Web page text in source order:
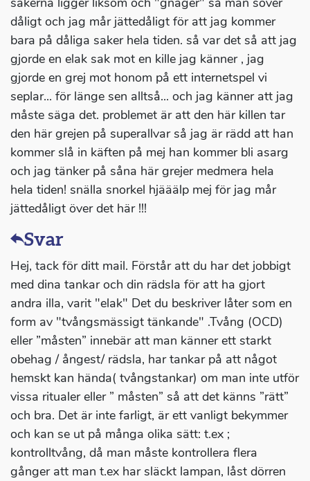
dåligt och jag mår jättedåligt för att jag kommer
bara på dåliga saker hela tiden. så var det så att jag
gjorde en elak sak mot en kille jag känner , jag
gjorde en grej mot honom på ett internetspel vi
seplar... för länge sen alltså... och jag känner att jag
måste säga det. problemet är att den här killen tar
den här grejen på superallvar så jag är rädd att han
kommer slå in käften på mej han kommer bli asarg
och jag tänker på såna här grejer medmera hela
hela tiden! snälla snorkel hjääälp mej för jag mår
jättedåligt över det här !!!
Svar
Hej, tack för ditt mail. Förstår att du har det jobbigt
med dina tankar och din rädsla för att ha gjort
andra illa, varit "elak" Det du beskriver låter som en
form av "tvångsmässigt tänkande" .Tvång (OCD)
eller ”måsten” innebär att man känner ett starkt
obehag / ångest/ rädsla, har tankar på att något
hemskt kan hända( tvångstankar) om man inte utför
vissa ritualer eller ” måsten” så att det känns ”rätt”
och bra. Det är inte farligt, är ett vanligt bekymmer
och kan se ut på många olika sätt: t.ex ;
kontrolltvång, då man måste kontrollera flera
gånger att man t.ex har släckt lampan, låst dörren